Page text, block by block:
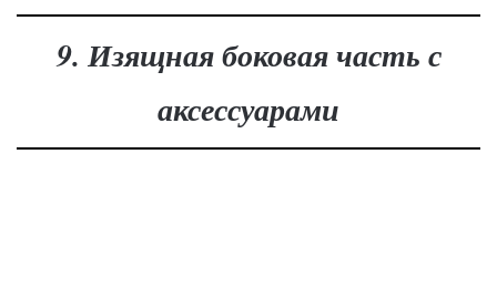
9. Изящная боковая часть с
аксессуарами